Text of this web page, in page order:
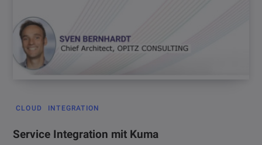
CLOUD INTEGRATION
Service Integration mit Kuma